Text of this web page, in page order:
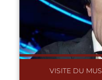
VISITE DU